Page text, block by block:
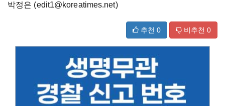
박정은 (edit1@koreatimes.net)
추천 0 비추천 0